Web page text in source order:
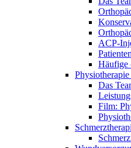
ACP-
Häufige
Das
Film: